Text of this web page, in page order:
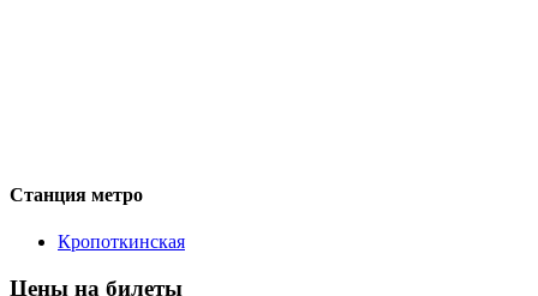
Станция метро
Кропоткинская
Цены на билеты